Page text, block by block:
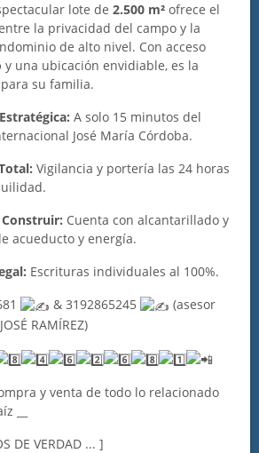
lote de 2.500 m² ofrece el
la privacidad del campo y la
de alto nivel. Con acceso
y una ubicación envidiable, es la
su familia.
A solo 15 minutos del
José María Córdoba.
Vigilancia y portería las 24 horas
Cuenta con alcantarillado y
acueducto y energía.
Escrituras individuales al 100%.
& 3192865245
(asesor
RAMÍREZ)
y venta de todo lo relacionado
__
DE VERDAD ... ]